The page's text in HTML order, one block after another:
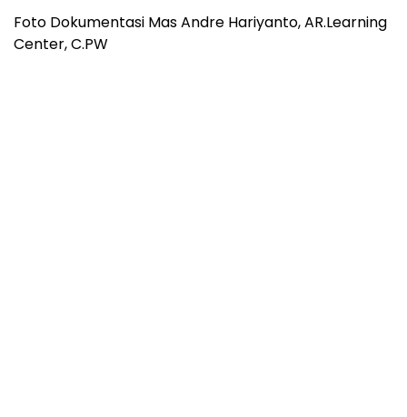
Foto Dokumentasi Mas Andre Hariyanto, AR.Learning
Center, C.PW